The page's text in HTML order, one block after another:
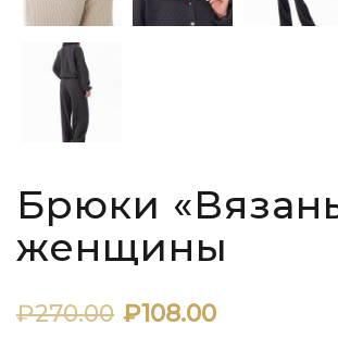
Брюки
женщины
₽270.00 ₽108.00